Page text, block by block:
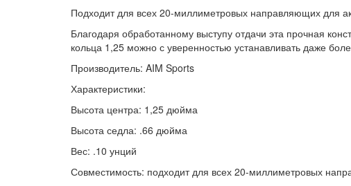
Подходит для всех 20-миллиметровых направляющих для
Благодаря обработанному выступу отдачи эта прочная
кольца 1,25 можно с уверенностью устанавливать даже
Производитель: AIM Sports
Характеристики:
Высота центра: 1,25 дюйма
Высота седла: .66 дюйма
Вес: .10 унций
Совместимость: подходит для всех 20-миллиметровых